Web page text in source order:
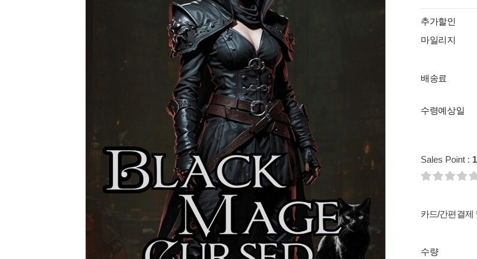
추가할인
마일리지
배송료
수령예상일
Sales Point :
카드/간편결제
수량